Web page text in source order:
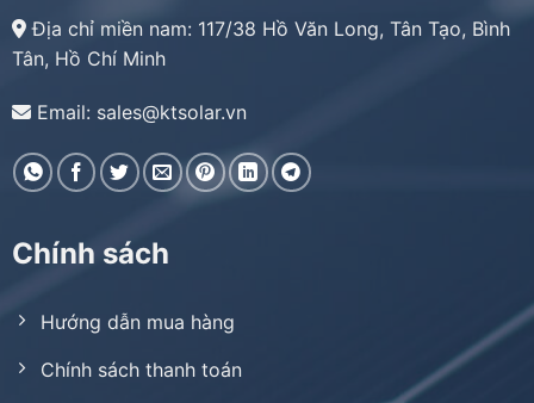
Địa chỉ miền nam: 117/38 Hồ Văn Long, Tân Tạo, Bình
Tân, Hồ Chí Minh
Email: sales@ktsolar.vn
Chính sách
Hướng dẫn mua hàng
Chính sách thanh toán